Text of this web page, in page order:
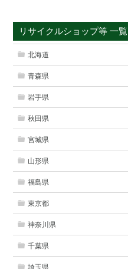
リサイクルショップ等 一覧
北海道
青森県
岩手県
秋田県
宮城県
山形県
福島県
東京都
神奈川県
千葉県
埼玉県